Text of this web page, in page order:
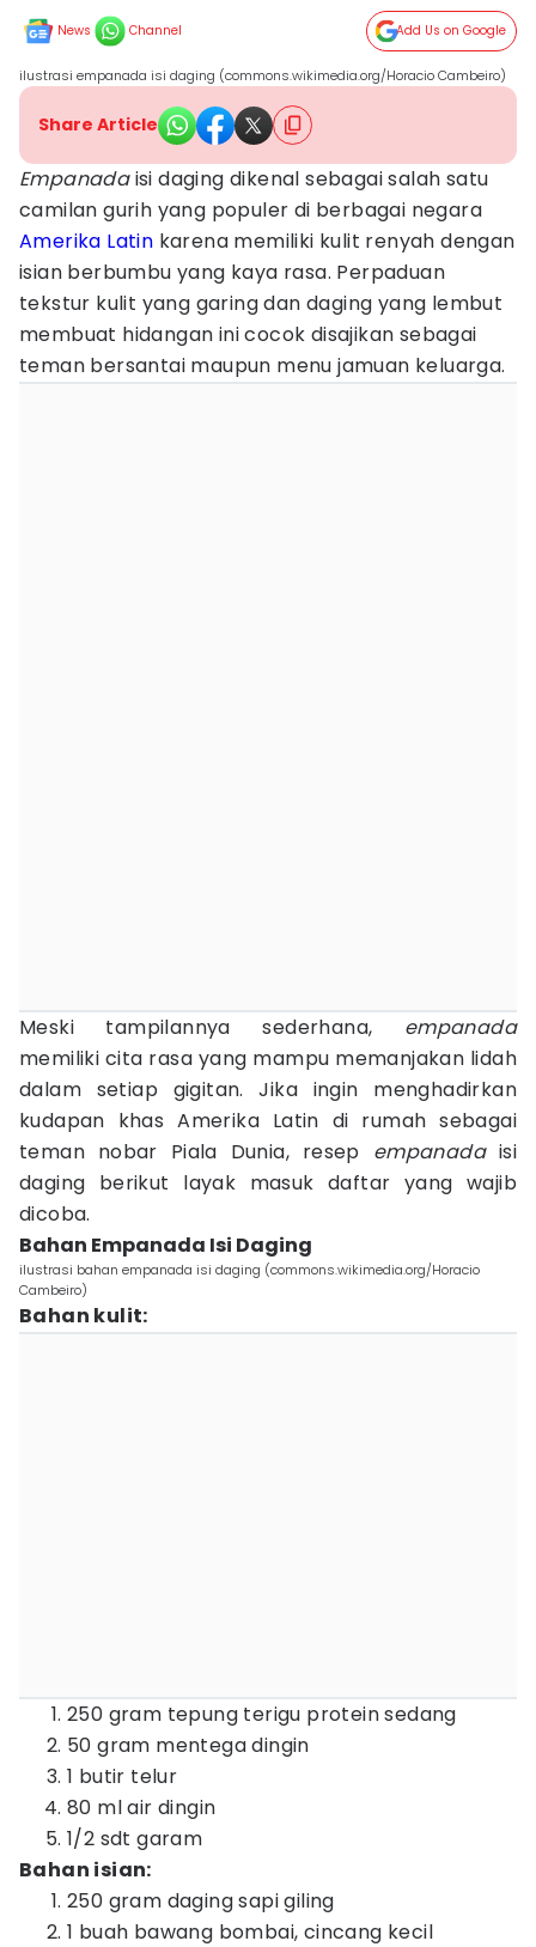
News Channel Add Us on Google
ilustrasi empanada isi daging (commons.wikimedia.org/Horacio Cambeiro)
Share Article
Empanadaisi daging dikenal sebagai salah satu
camilan gurih yang populer di berbagai negara
Amerika Latin karena memiliki kulit renyah dengan
isian berbumbu yang kaya rasa. Perpaduan
tekstur kulit yang garing dan daging yang lembut
membuat hidangan ini cocok disajikan sebagai
teman bersantai maupun menu jamuan keluarga.
Meski tampilannya sederhana, empanada
memiliki cita rasa yang mampu memanjakan lidah
dalam setiap gigitan. Jika ingin menghadirkan
kudapan khas Amerika Latin di rumah sebagai
teman nobar Piala Dunia, resep empanadaisi
daging berikut layak masuk daftar yang wajib
dicoba.
Bahan Empanada Isi Daging
ilustrasi bahan empanada isi daging (commons.wikimedia.org/Horacio
Cambeiro)
Bahan kulit:
250 gram tepung terigu protein sedang
50 gram mentega dingin
1 butir telur
80 ml air dingin
1/2 sdt garam
Bahan isian:
250 gram daging sapi giling
1 buah bawang bombai, cincang kecil